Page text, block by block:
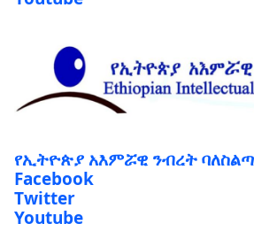
የኢትዮጵያ አእምሯዊ ንብረት ባለስልጣን
Facebook
Twitter